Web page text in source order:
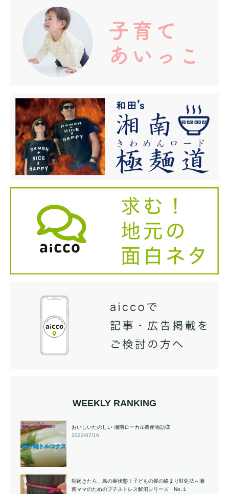
WEEKLY RANKING
おいしいたのしい 湘南ローカル農産物語③
2022/07/16
朝起きたら、鳥の巣状態！子どもの髪の絡まり対処法～湘
南ママのためのプチストレス解消シリーズ No.１